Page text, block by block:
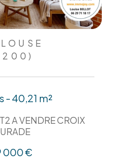
- 40,21 m²
A VENDRE CROIX
000 €